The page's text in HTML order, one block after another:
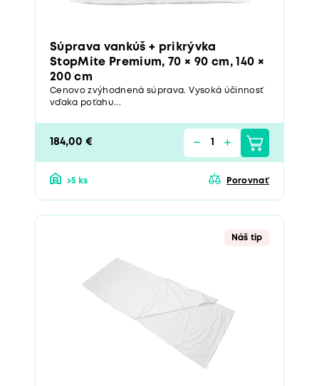
Súprava vankúš + prikrývka
StopMite Premium, 70 × 90 cm, 140 ×
200 cm
Cenovo zvýhodnená súprava. Vysoká účinnosť
vďaka poťahu...
184,00 €
>5 ks Porovnať
Náš tip